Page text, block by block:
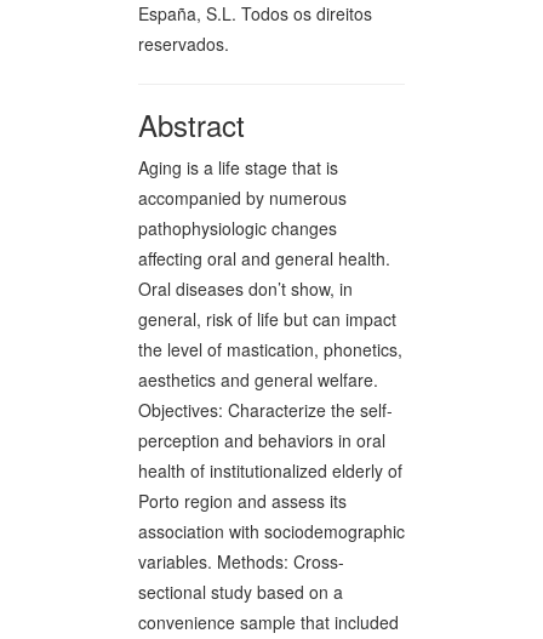
España, S.L. Todos os direitos
reservados.
Abstract
Aging is a life stage that is
accompanied by numerous
pathophysiologic changes
affecting oral and general health.
Oral diseases don’t show, in
general, risk of life but can impact
the level of mastication, phonetics,
aesthetics and general welfare.
Objectives: Characterize the self-
perception and behaviors in oral
health of institutionalized elderly of
Porto region and assess its
association with sociodemographic
variables. Methods: Cross-
sectional study based on a
convenience sample that included